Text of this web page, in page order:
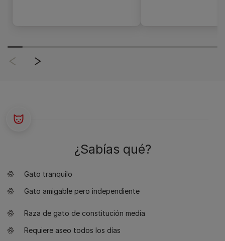
¿Sabías qué?
Gato tranquilo
Gato amigable pero independiente
Raza de gato de constitución media
Requiere aseo todos los días